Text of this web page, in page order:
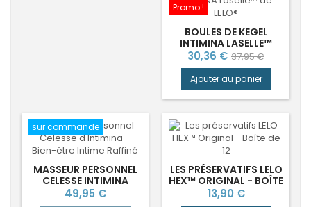
Promo !
BOULES DE KEGEL
INTIMINA LASELLE™
Prix
30,36 € Prix
de
base
37,95 €
Ajouter au panier
sur commande
MASSEUR PERSONNEL
CELESSE INTIMINA
Prix
49,95 €
LES PRÉSERVATIFS LELO
HEX™ ORIGINAL - BOÎTE
DE 12
Prix
13,90 €